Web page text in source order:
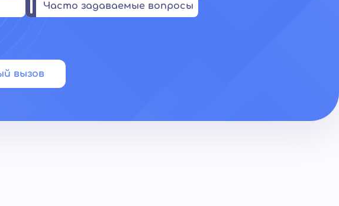
Часто задаваемые вопросы
вызов